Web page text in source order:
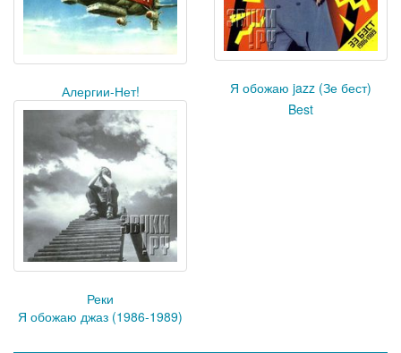
Алергии-Нет! Я обожаю jazz (Зе бест)
Реки
Best
Я обожаю джаз (1986-1989)